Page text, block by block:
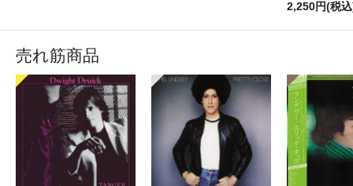
2,250円(税
売れ筋商品